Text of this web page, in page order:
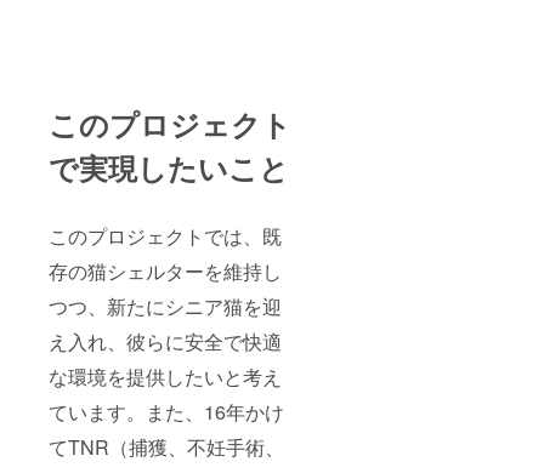
このプロジェクト
で実現したいこと
このプロジェクトでは、既
存の猫シェルターを維持し
つつ、新たにシニア猫を迎
え入れ、彼らに安全で快適
な環境を提供したいと考え
ています。また、16年かけ
てTNR（捕獲、不妊手術、